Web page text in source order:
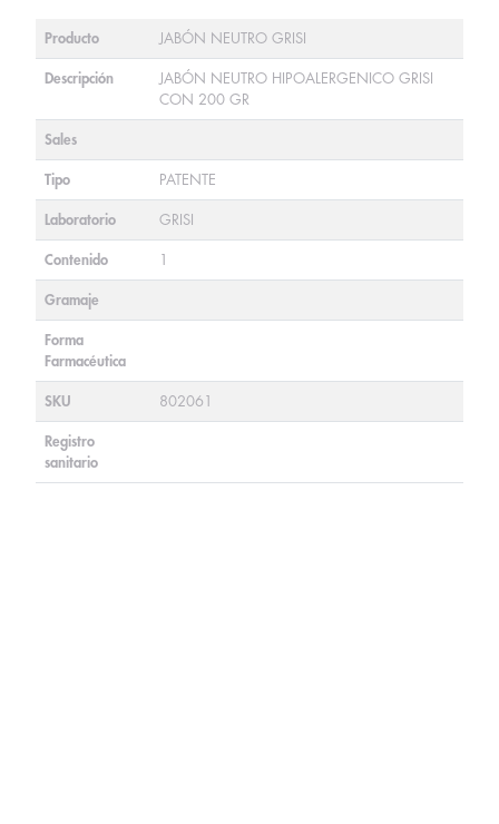
Producto JABÓN NEUTRO GRISI
Descripción
JABÓN NEUTRO HIPOALERGENICO GRISI
CON 200 GR
Sales
Tipo PATENTE
Laboratorio GRISI
Contenido 1
Gramaje
Forma
Farmacéutica
SKU 802061
Registro
sanitario